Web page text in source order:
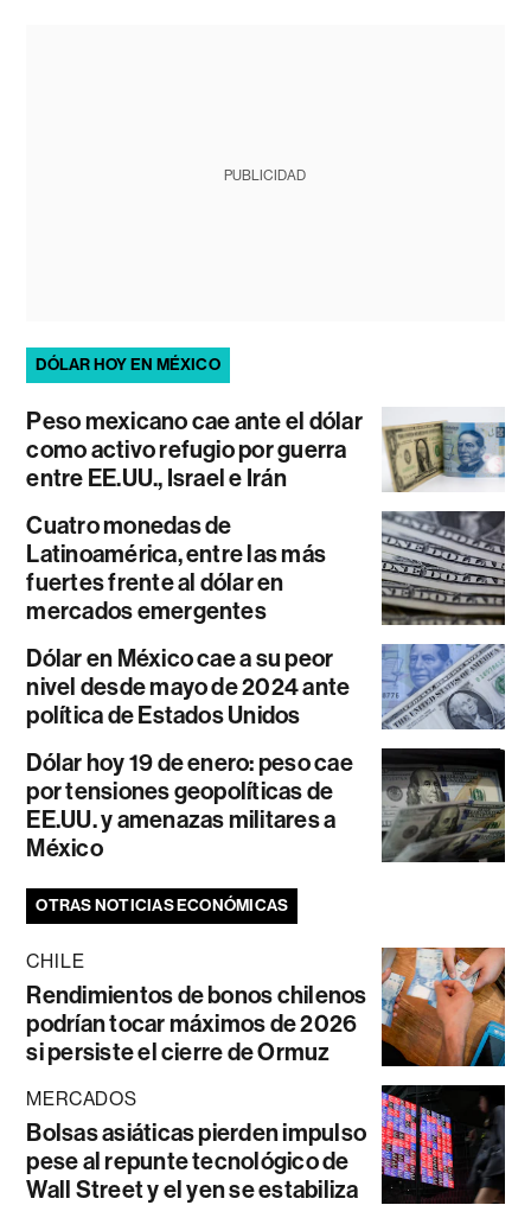
PUBLICIDAD
DÓLAR HOY EN MÉXICO
Peso mexicano cae ante el dólar
como activo refugio por guerra
entre EE.UU., Israel e Irán
Cuatro monedas de
Latinoamérica, entre las más
fuertes frente al dólar en
mercados emergentes
Dólar en México cae a su peor
nivel desde mayo de 2024 ante
política de Estados Unidos
Dólar hoy 19 de enero: peso cae
por tensiones geopolíticas de
EE.UU. y amenazas militares a
México
OTRAS NOTICIAS ECONÓMICAS
CHILE
Rendimientos de bonos chilenos
podrían tocar máximos de 2026
si persiste el cierre de Ormuz
MERCADOS
Bolsas asiáticas pierden impulso
pese al repunte tecnológico de
Wall Street y el yen se estabiliza